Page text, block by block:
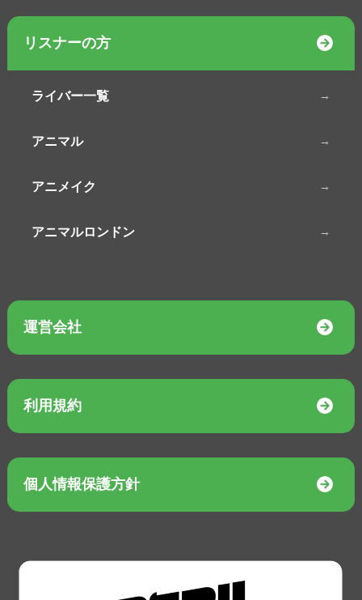
リスナーの方
ライバー一覧
アニマル
アニメイク
アニマルロンドン
運営会社
利用規約
個人情報保護方針